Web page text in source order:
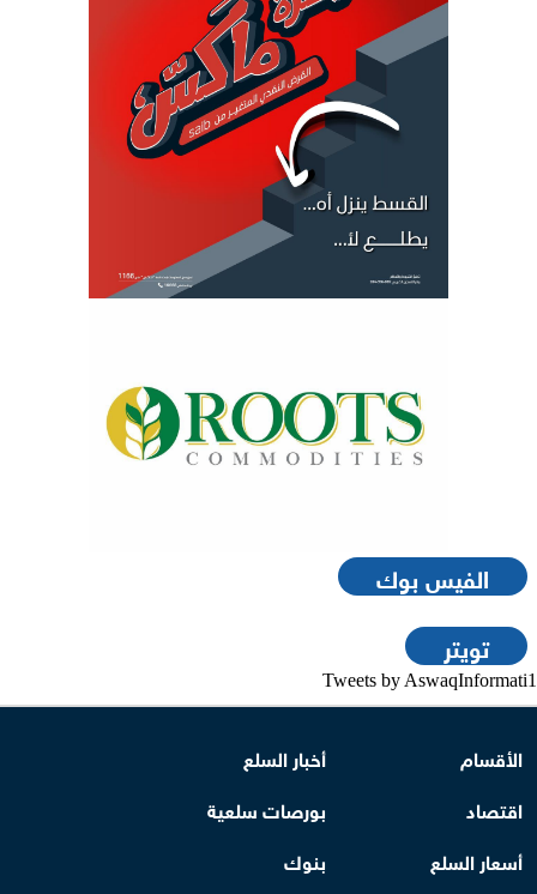
الفيس بوك
تويتر
Tweets by AswaqInformati1
الأقسام
أخبار السلع
اقتصاد
بورصات سلعية
أسعار السلع
بنوك